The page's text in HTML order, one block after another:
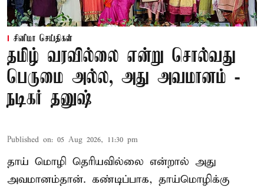
சினிமா செய்திகள்
தமிழ் வரவில்லை என்று சொல்வது
பெருமை அல்ல, அது அவமானம் -
நடிகர் தனுஷ்
Published on: 05 Aug 2026, 11:30 pm
தாய் மொழி தெரியவில்லை என்றால் அது
அவமானம்தான். கண்டிப்பாக, தாய்மொழிக்கு